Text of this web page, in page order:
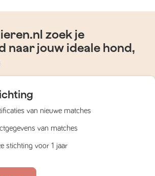
zoek je
naar jouw ideale hond,
van nieuwe matches
van matches
stichting voor 1 jaar